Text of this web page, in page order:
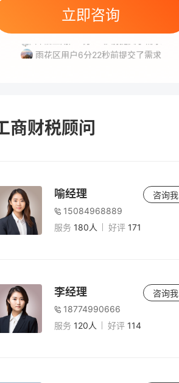
立即咨询
岳麓区用户9分48秒前提交了需求
雨花区用户2分42秒前提交了需求
开福区用户4分35秒前提交了需求
雨花区用户6分22秒前提交了需求
商财税顾问
喻经理
15084968889
服务 180人 好评 171
咨询我
李经理
18774990666
服务 120人 好评 114
咨询我